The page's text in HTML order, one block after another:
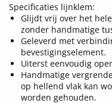
Specificaties lijnklem:
Glijdt vrij over het
zonder handmatige
Geleverd met
bevestigingselement.
Uiterst eenvoudig
Handmatige
op hellend vlak kan
worden gehouden.